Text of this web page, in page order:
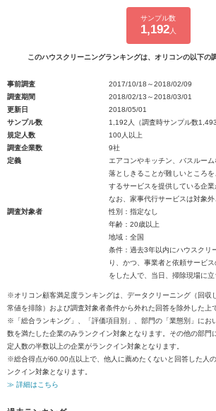
サンプル数
1,192人
このハウスクリーニングランキングは、オリコンの以下の
事前調査
2017/10/18～2018/02/09
調査期間
2018/02/13～2018/03/01
更新日
2018/05/01
サンプル数
1,192人（調査時サンプル数1,493
規定人数
100人以上
調査企業数
9社
定義
エアコンやキッチン、バスルー
落としきることが難しいところ
するサービスを提供している企業
なお、家事代行サービスは対象外
調査対象者
性別：指定なし
年齢：20歳以上
地域：全国
条件：過去3年以内にハウスクリ
り、かつ、事業者と依頼サービ
をした人で、当日、掃除現場に立
※オリコン顧客満足度ランキングは、データクリーニング（回収
常値を排除）および調査対象者条件から外れた回答を除外した上
※「総合ランキング」、「評価項目別」、部門の「業態別」にお
数を満たした企業のみランクイン対象となります。その他の部門
定人数の半数以上の企業がランクイン対象となります。
※総合得点が60.00点以上で、他人に薦めたくないと回答した人
ンクイン対象となります。
≫ 詳細はこちら